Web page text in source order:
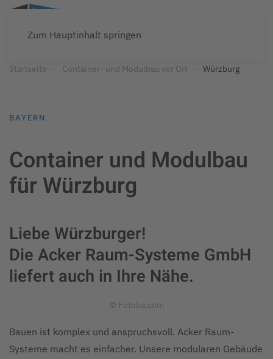
Zum Hauptinhalt springen
Startseite Container- und Modulbau vor Ort Würzburg
BAYERN
Container und Modulbau
für Würzburg
Liebe Würzburger!
Die Acker Raum-Systeme GmbH
liefert auch in Ihre Nähe.
© Fotolia.com
Bauen ist komplex und anspruchsvoll. Acker Raum-
Systeme macht es einfacher. Unsere modularen Gebäude